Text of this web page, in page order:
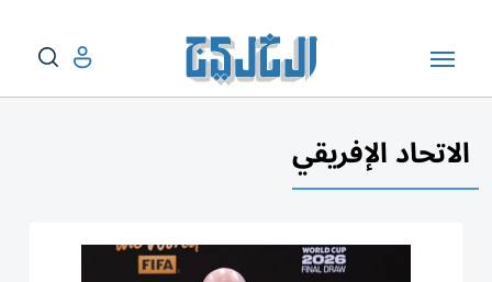
الاتحاد الإفريقي